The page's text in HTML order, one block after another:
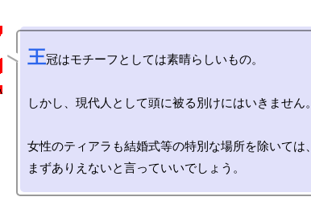
王冠はモチーフとしては素晴らしいもの。
しかし、現代人として頭に被る別けにはいきません。
女性のティアラも結婚式等の特別な場所を除いては、